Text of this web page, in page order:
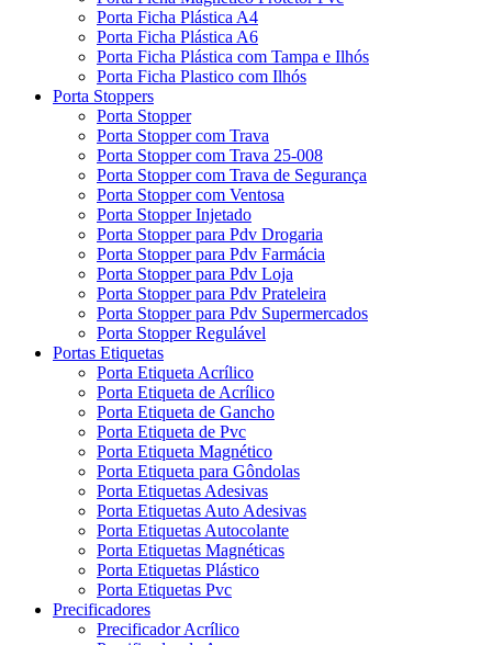
Porta Ficha Plástica A4
Porta Ficha Plástica A6
Porta Ficha Plástica com Tampa e Ilhós
Porta Ficha Plastico com Ilhós
Porta Stoppers
Porta Stopper
Porta Stopper com Trava
Porta Stopper com Trava 25-008
Porta Stopper com Trava de Segurança
Porta Stopper com Ventosa
Porta Stopper Injetado
Porta Stopper para Pdv Drogaria
Porta Stopper para Pdv Farmácia
Porta Stopper para Pdv Loja
Porta Stopper para Pdv Prateleira
Porta Stopper para Pdv Supermercados
Porta Stopper Regulável
Portas Etiquetas
Porta Etiqueta Acrílico
Porta Etiqueta de Acrílico
Porta Etiqueta de Gancho
Porta Etiqueta de Pvc
Porta Etiqueta Magnético
Porta Etiqueta para Gôndolas
Porta Etiquetas Adesivas
Porta Etiquetas Auto Adesivas
Porta Etiquetas Autocolante
Porta Etiquetas Magnéticas
Porta Etiquetas Plástico
Porta Etiquetas Pvc
Precificadores
Precificador Acrílico